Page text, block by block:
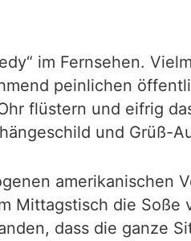
im Fernsehen.
peinlichen
flüstern und eifrig
und Grüß-
amerikanischen
Mittagstisch die
dass die ganze